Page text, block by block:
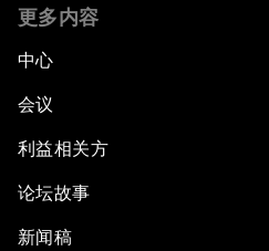
更多内容
中心
会议
利益相关方
论坛故事
新闻稿